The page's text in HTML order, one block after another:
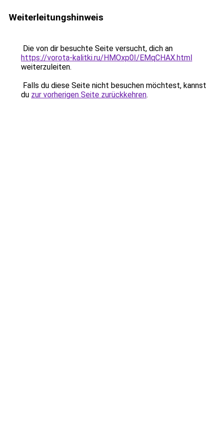
Weiterleitungshinweis
Die von dir besuchte Seite versucht, dich an
https://vorota-kalitki.ru/HMOxp0I/EMqCHAX.html
weiterzuleiten.
Falls du diese Seite nicht besuchen möchtest, kannst
du zur vorherigen Seite zurückkehren.